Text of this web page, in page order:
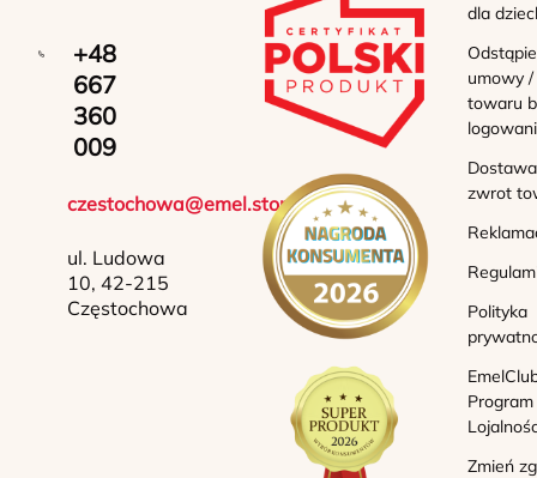
+48
667
360
009
czestochowa@emel.store
ul. Ludowa
10, 42-215
Częstochowa
dla
umowy
towaru
zwrot
Polityka
Program
Zmień